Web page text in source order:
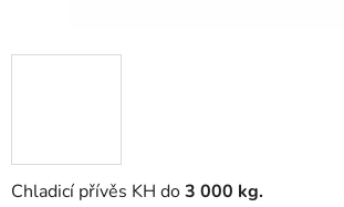
Chladicí přívěs KH do3 000 kg.